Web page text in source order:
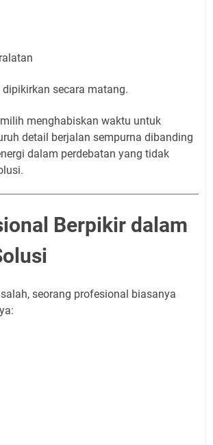
secara matang.
menghabiskan waktu untuk
detail berjalan sempurna dibanding
dalam perdebatan yang tidak
Berpikir dalam
seorang profesional biasanya